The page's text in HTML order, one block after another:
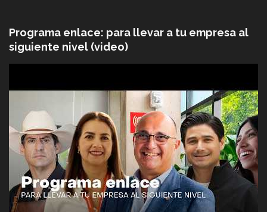
Programa enlace: para llevar a tu empresa al
siguiente nivel (video)